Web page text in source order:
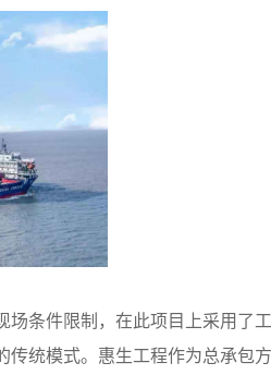
条件限制，在此项目上采用了
统模式。惠生工程作为总承包